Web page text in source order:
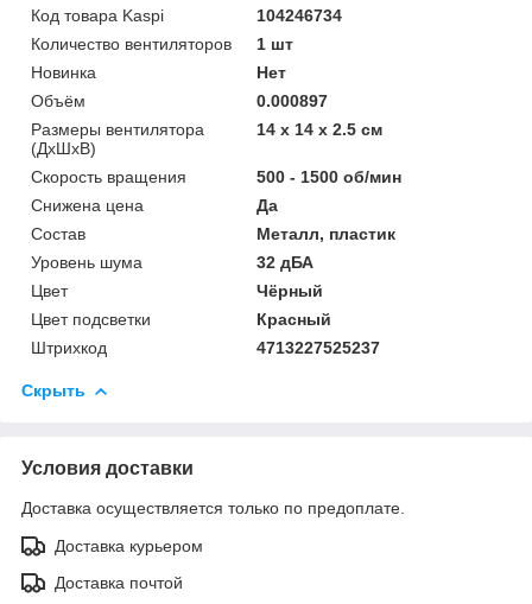
Код товара Kaspi
104246734
Количество вентиляторов
1 шт
Новинка
Нет
Объём
0.000897
Размеры вентилятора
(ДхШхВ)
14 x 14 x 2.5 см
Скорость вращения
500 - 1500 об/мин
Снижена цена
Да
Состав
Металл, пластик
Уровень шума
32 дБА
Цвет
Чёрный
Цвет подсветки
Красный
Штрихкод
4713227525237
Скрыть
Условия доставки
Доставка осуществляется только по предоплате.
Доставка курьером
Доставка почтой